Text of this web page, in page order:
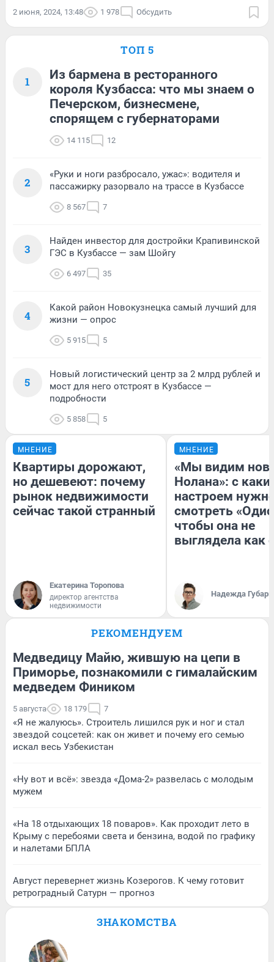
2 июня, 2024, 13:48 1 978 Обсудить
ТОП 5
1
Из бармена в ресторанного
короля Кузбасса: что мы знаем о
Печерском, бизнесмене,
спорящем с губернаторами
14 115 12
2
«Руки и ноги разбросало, ужас»: водителя и
пассажирку разорвало на трассе в Кузбассе
8 567 7
3
Найден инвестор для достройки Крапивинской
ГЭС в Кузбассе — зам Шойгу
6 497 35
4
Какой район Новокузнецка самый лучший для
жизни — опрос
5 915 5
5
Новый логистический центр за 2 млрд рублей и
мост для него отстроят в Кузбассе —
подробности
5 858 5
МНЕНИЕ
Квартиры дорожают,
но дешевеют: почему
рынок недвижимости
сейчас такой странный
Екатерина Торопова
директор агентства
недвижимости
МНЕНИЕ
«Мы видим
Нолана»: с
настроем
смотреть
чтобы она не
выглядела как
Надежда Губарь
РЕКОМЕНДУЕМ
Медведицу Майю, жившую на цепи в
Приморье, познакомили с гималайским
медведем Фиником
5 августа 18 179 7
«Я не жалуюсь». Строитель лишился рук и ног и стал
звездой соцсетей: как он живет и почему его семью
искал весь Узбекистан
«Ну вот и всё»: звезда «Дома-2» развелась с молодым
мужем
«На 18 отдыхающих 18 поваров». Как проходит лето в
Крыму с перебоями света и бензина, водой по графику
и налетами БПЛА
Август перевернет жизнь Козерогов. К чему готовит
ретроградный Сатурн — прогноз
ЗНАКОМСТВА